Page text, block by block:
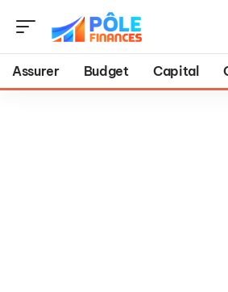
Assurer Budget Capital